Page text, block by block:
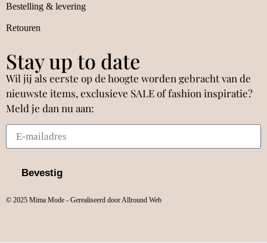
Bestelling & levering
Retouren
Stay up to date
Wil jij als eerste op de hoogte worden gebracht van de
nieuwste items, exclusieve SALE of fashion inspiratie?
Meld je dan nu aan:
Bevestig
© 2025 Mima Mode - Gerealiseerd door Allround Web